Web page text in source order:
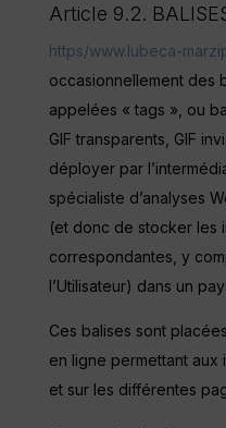
Article 9.2.
https/www.lubeca-
occasionnellement des
appelées « tags », ou
GIF transparents, GIF
déployer par
spécialiste d’analyses
(et donc de stocker les
correspondantes, y
l’Utilisateur) dans un
Ces balises sont
en ligne permettant aux
et sur les différentes